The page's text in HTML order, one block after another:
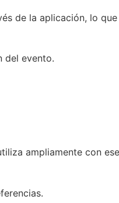
de la aplicación, lo
del evento.
ampliamente con